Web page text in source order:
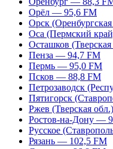
Орёл — 95,6 FM
Орск
Оса (Пермский
Осташков
Пенза — 94,7 FM
Пермь — 95,0 FM
Псков — 88,8 FM
Петрозаводск
Пятигорск
Ржев (Тверская
Ростов-на-Дону —
Русское
Рязань — 102,5 FM